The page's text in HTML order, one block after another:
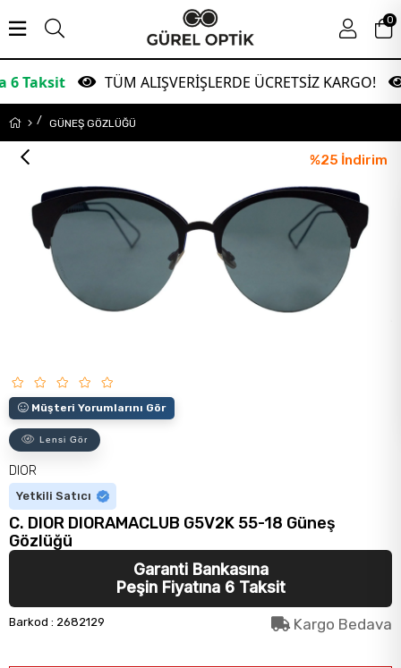
TÜM ALIŞVERİŞLERDE ÜCRETSİZ KARGO!
0
GÜNEŞ GÖZLÜĞÜ
%25 İndirim
Müşteri Yorumlarını Gör
Lensi Gör
DIOR
Yetkili Satıcı
C. DIOR DIORAMACLUB G5V2K 55-18 Güneş
Gözlüğü
Garanti Bankasına
Peşin Fiyatına 6 Taksit
Barkod : 2682129 Kargo Bedava